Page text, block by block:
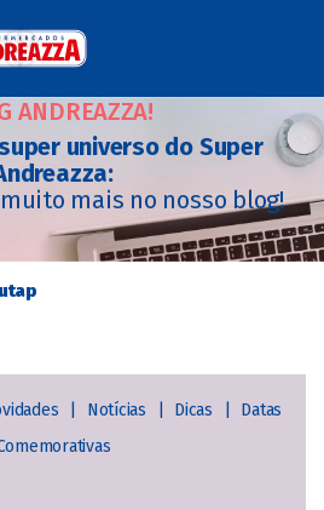
ANDREAZZA!
universo do Super
mais no nosso blog!
Notícias Dicas
Datas